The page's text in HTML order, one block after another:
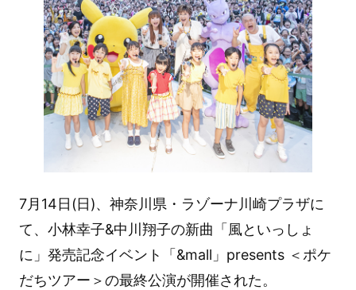
7月14日(日)、神奈川県・ラゾーナ川崎プラザに
て、小林幸子&中川翔子の新曲「風といっしょ
に」発売記念イベント「&mall」presents ＜ポケ
だちツアー＞の最終公演が開催された。